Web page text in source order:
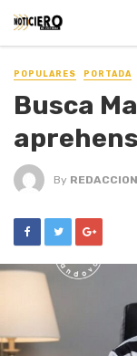
POPULARES PORTADA
Busca
By REDACCION